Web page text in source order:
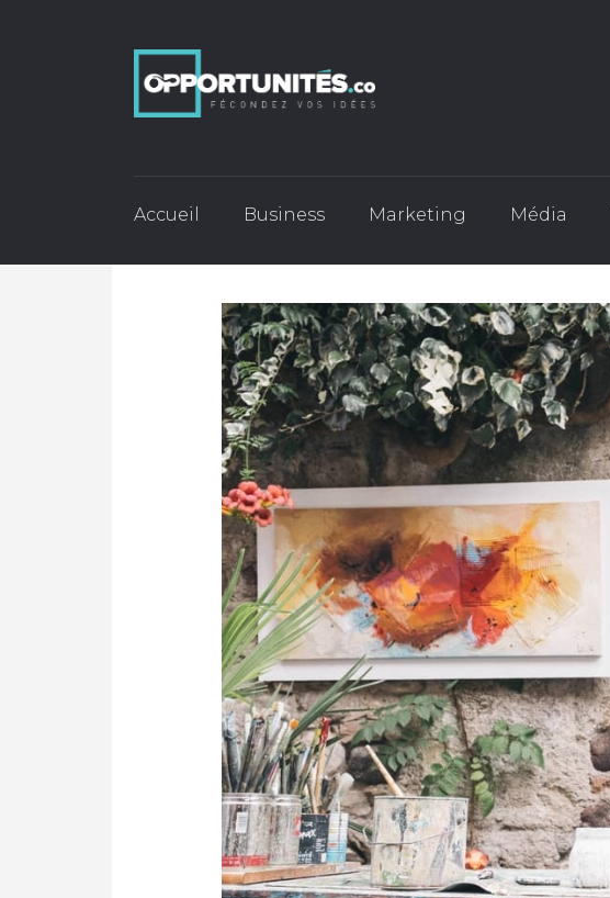
Accueil Business Marketing Média